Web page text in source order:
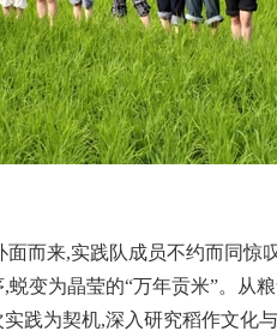
而来,实践队成员不约而同惊
变为晶莹的“万年贡米”。从
践为契机,深入研究稻作文化